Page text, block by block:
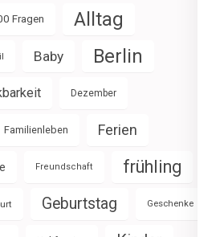
Fragen Alltag
Baby Berlin
Dezember
Familienleben Ferien
Freundschaft frühling
Geburtstag Geschenke